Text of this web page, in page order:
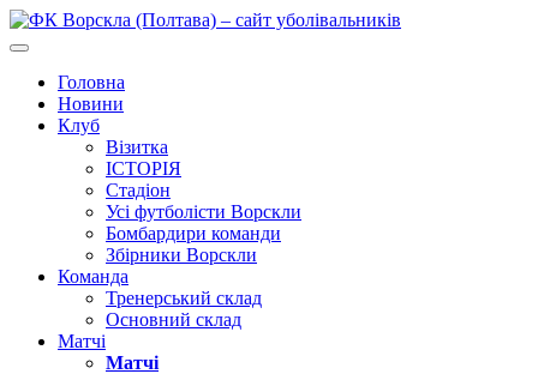
Головна
Новини
Клуб
Візитка
ІСТОРІЯ
Стадіон
Усі футболісти Ворскли
Бомбардири команди
Збірники Ворскли
Команда
Тренерський склад
Основний склад
Матчі
Матчі